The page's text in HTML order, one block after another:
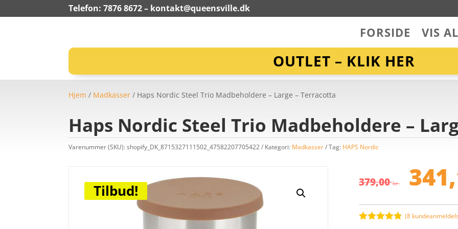
Telefon: 7876 8672 – kontakt@queensville.dk
FORSIDE VIS
OUTLET – KLIK HER
Hjem / Madkasser / Haps Nordic Steel Trio Madbeholdere – Large – Terracotta
Haps Nordic Steel Trio Madbeholdere –
Varenummer (SKU):shopify_DK_8715327111502_47582207705422 Kategori: Madkasser Tag: HAPS Nordic
Tilbud! 379,00kr.
(8